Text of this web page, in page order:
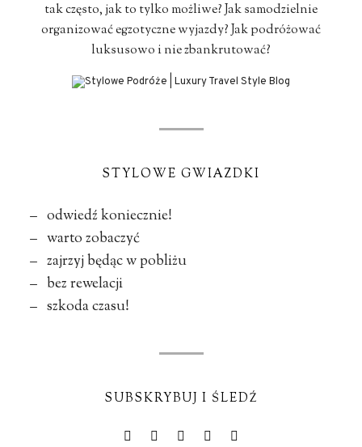
tak często, jak to tylko możliwe? Jak samodzielnie
organizować egzotyczne wyjazdy? Jak podróżować
luksusowo i nie zbankrutować?
STYLOWE GWIAZDKI
– odwiedź koniecznie!
– warto zobaczyć
– zajrzyj będąc w pobliżu
– bez rewelacji
– szkoda czasu!
SUBSKRYBUJ I ŚLEDŹ